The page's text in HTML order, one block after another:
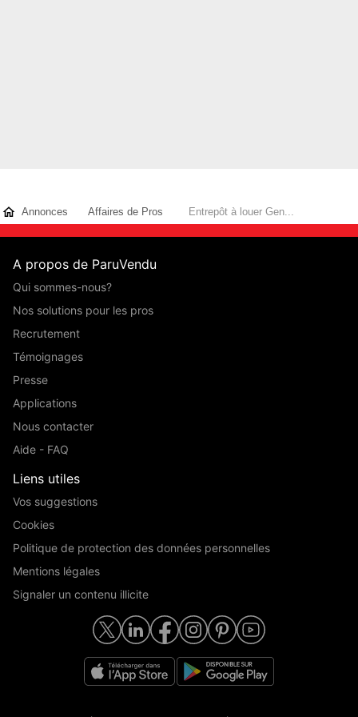
Annonces Affaires de Pros Entrepôt à louer Gen...
A propos de ParuVendu
Qui sommes-nous?
Nos solutions pour les pros
Recrutement
Témoignages
Presse
Applications
Nous contacter
Aide - FAQ
Liens utiles
Vos suggestions
Cookies
Politique de protection des données personnelles
Mentions légales
Signaler un contenu illicite